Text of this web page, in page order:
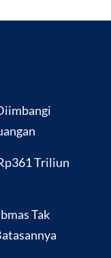
Triliun
Tak